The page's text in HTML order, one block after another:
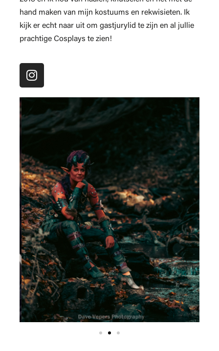
hand maken van mijn kostuums en rekwisieten. Ik
kijk er echt naar uit om gastjurylid te zijn en al jullie
prachtige Cosplays te zien!